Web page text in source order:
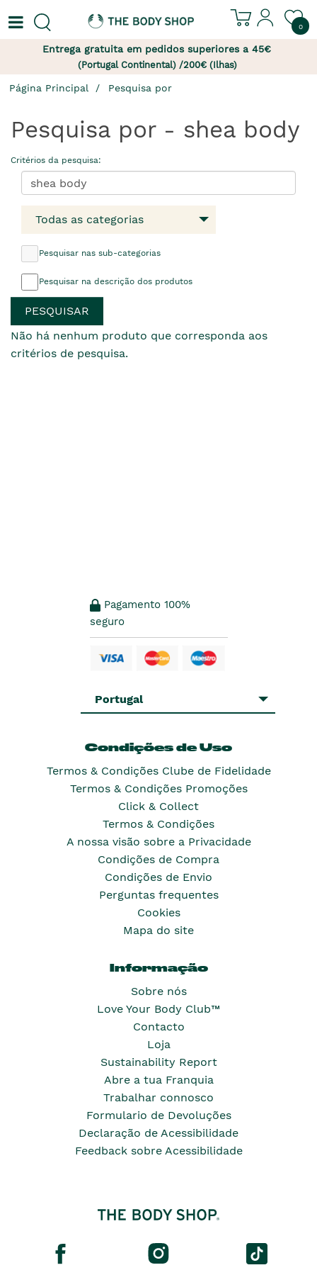
0
Entrega gratuita em pedidos superiores a 45€
(Portugal Continental) /200€ (Ilhas)
Página Principal Pesquisa por
Pesquisa por - shea body
Critérios da pesquisa:
Todas as categorias
Pesquisar nas sub-categorias
Pesquisar na descrição dos produtos
Não há nenhum produto que corresponda aos
critérios de pesquisa.
Pagamento 100%
seguro
Portugal
Condições de Uso
Termos & Condições Clube de Fidelidade
Termos & Condições Promoções
Click & Collect
Termos & Condições
A nossa visão sobre a Privacidade
Condições de Compra
Condições de Envio
Perguntas frequentes
Cookies
Mapa do site
Informação
Sobre nós
Love Your Body Club™
Contacto
Loja
Sustainability Report
Abre a tua Franquia
Trabalhar connosco
Formulario de Devoluções
Declaração de Acessibilidade
Feedback sobre Acessibilidade